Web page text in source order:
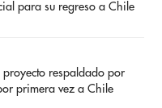
para su regreso a Chile
respaldado por
primera vez a Chile